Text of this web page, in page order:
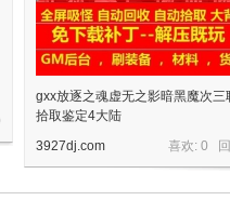
gxx放逐之魂虚无之影暗黑魔次三
拾取鉴定4大陆
喜欢: 0
3927dj.com